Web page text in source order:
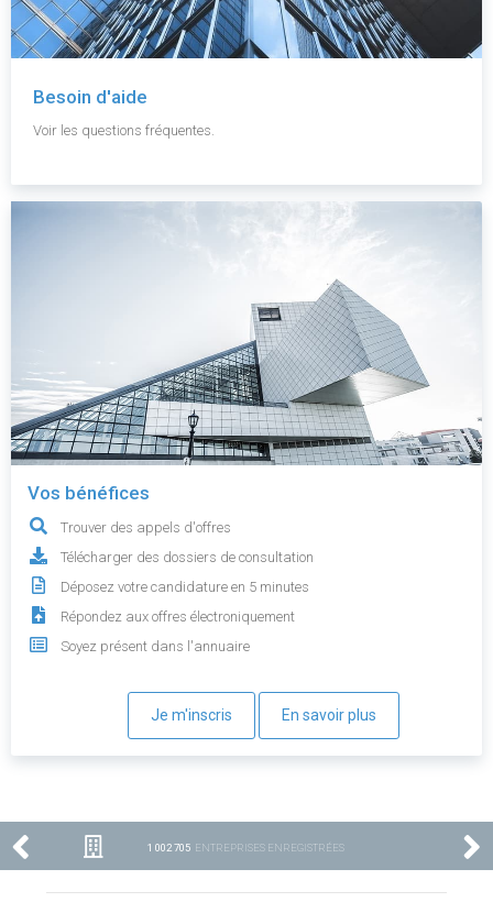
Besoin d'aide
Voir les questions fréquentes.
Vos bénéfices
Trouver des appels d'offres
Télécharger des dossiers de consultation
Déposez votre candidature en 5 minutes
Répondez aux offres électroniquement
Soyez présent dans l'annuaire
Je m'inscris En savoir plus
1 002 705 ENTREPRISES ENREGISTRÉES